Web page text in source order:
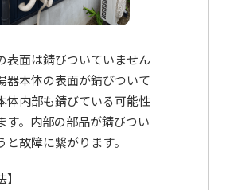
表面は錆びついていません
器本体の表面が錆びついて
体内部も錆びている可能性
す。内部の部品が錆びつい
と故障に繋がります。